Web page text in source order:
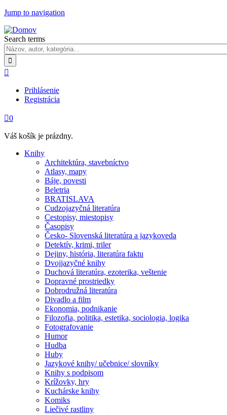
Jump to navigation
Search terms

Prihlásenie
Registrácia
0
Váš košík je prázdny.
Knihy
Architektúra, stavebníctvo
Atlasy, mapy
Báje, povesti
Beletria
BRATISLAVA
Cudzojazyčná literatúra
Cestopisy, miestopisy
Časopisy
Česko- Slovenská literatúra a jazykoveda
Detektív, krimi, triler
Dejiny, história, literatúra faktu
Dvojjazyčné knihy
Duchová literatúra, ezoterika, veštenie
Dopravné prostriedky
Dobrodružná literatúra
Divadlo a film
Ekonomia, podnikanie
Filozofia, politika, estetika, sociologia, logika
Fotografovanie
Humor
Hudba
Huby
Jazykové knihy/ učebnice/ slovníky
Knihy s podpisom
Krížovky, hry
Kuchárske knihy
Komiks
Liečivé rastliny